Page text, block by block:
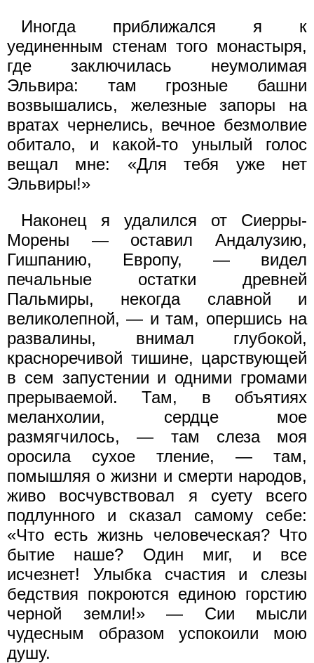
Иногда приближался я к
уединенным стенам того монастыря,
где заключилась неумолимая
Эльвира: там грозные башни
возвышались, железные запоры на
вратах чернелись, вечное безмолвие
обитало, и какой-то унылый голос
вещал мне: «Для тебя уже нет
Эльвиры!»
Наконец я удалился от Сиерры-
Морены — оставил Андалузию,
Гишпанию, Европу, — видел
печальные остатки древней
Пальмиры, некогда славной и
великолепной, — и там, опершись на
развалины, внимал глубокой,
красноречивой тишине, царствующей
в сем запустении и одними громами
прерываемой. Там, в объятиях
меланхолии, сердце мое
размягчилось, — там слеза моя
оросила сухое тление, — там,
помышляя о жизни и смерти народов,
живо восчувствовал я суету всего
подлунного и сказал самому себе:
«Что есть жизнь человеческая? Что
бытие наше? Один миг, и все
исчезнет! Улыбка счастия и слезы
бедствия покроются единою горстию
черной земли!» — Сии мысли
чудесным образом успокоили мою
душу.